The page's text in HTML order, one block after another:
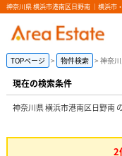
神奈川県 横浜市港南区日野南 ｜横浜市
TOPページ 物件検索 神奈
現在の検索条件
神奈川県 横浜市港南区日野南
2